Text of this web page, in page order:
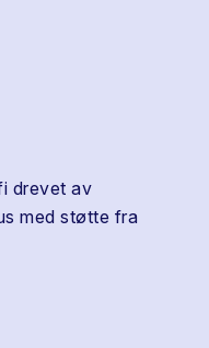
drevet av
med støtte fra